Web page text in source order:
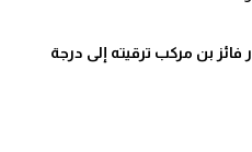
بن مركب ترقيته إلى درجة